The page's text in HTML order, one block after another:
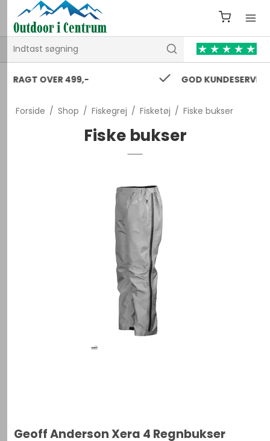
GOD KUNDESERVICE 24/7
Forside / Shop / Fiskegrej / Fisketøj / Fiske bukser
Fiske bukser
Geoff Anderson Xera 4 Regnbukser